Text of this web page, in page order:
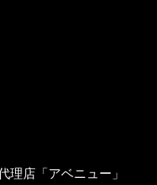
理店「アベニュー」